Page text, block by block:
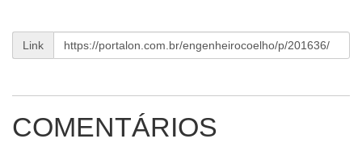
Link
COMENTÁRIOS